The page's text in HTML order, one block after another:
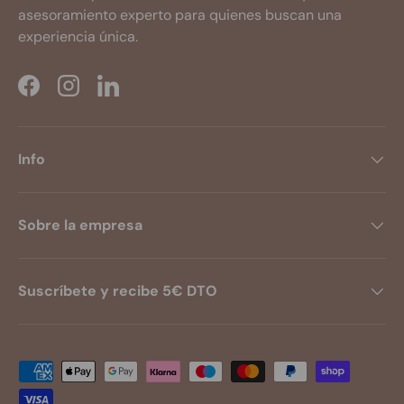
asesoramiento experto para quienes buscan una
experiencia única.
FacebookInstagramLinkedIn
Info
Sobre la empresa
Suscríbete y recibe 5€ DTO
Formas de pago aceptadas